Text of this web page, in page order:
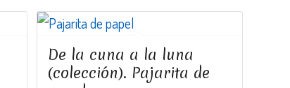
De la cuna a la luna
(colección). Pajarita de